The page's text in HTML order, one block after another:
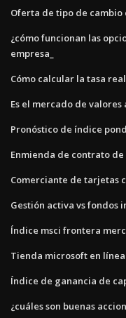
Oferta de tipo de cambio
¿cómo funcionan las
empresa_
Cómo calcular la tasa
Es el mercado de
Pronóstico de índice
Enmienda de contrato de
Comerciante de tarjetas
Gestión activa vs fondos
Índice msci frontera
Tienda microsoft en
Índice de ganancia de
¿cuáles son buenas